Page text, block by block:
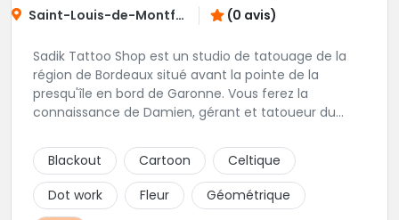
Saint-Louis-de-Montferrand (0 avis)
Sadik Tattoo Shop est un studio de tatouage de la
région de Bordeaux situé avant la pointe de la
presqu'île en bord de Garonne. Vous ferez la
connaissance de Damien, gérant et tatoueur du
Blackout
Cartoon
Celtique
Dot work
Fleur
Géométrique